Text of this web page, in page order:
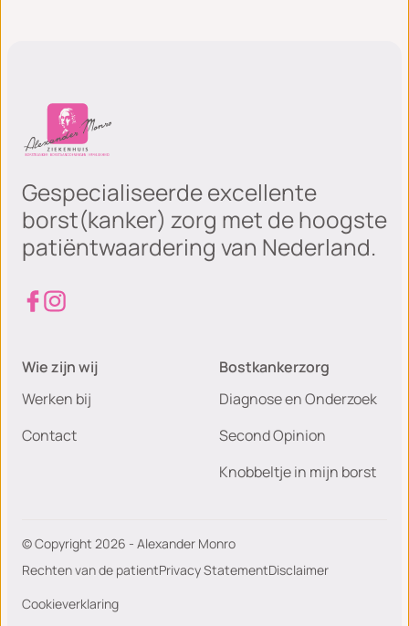
Gespecialiseerde excellente
borst(kanker) zorg met de hoogste
patiëntwaardering van Nederland.
Wie zijn wij
Werken bij
Contact
Bostkankerzorg
Diagnose en Onderzoek
Second Opinion
Knobbeltje in mijn borst
© Copyright 2026 - Alexander Monro
Rechten van de patientPrivacy StatementDisclaimer
Cookieverklaring